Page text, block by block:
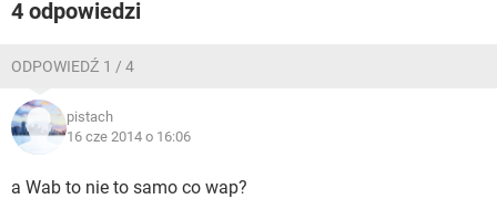
4 odpowiedzi
ODPOWIEDŹ 1 / 4
pistach
16 cze 2014 o 16:06
a Wab to nie to samo co wap?